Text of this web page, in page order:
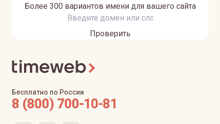
Более 300 вариантов имени для вашего сайта
Проверить
Бесплатно по России
8 (800) 700-10-81